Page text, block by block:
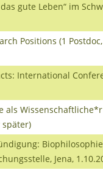
gute Leben“ im
Positions (1
International
als
später)
Jena,